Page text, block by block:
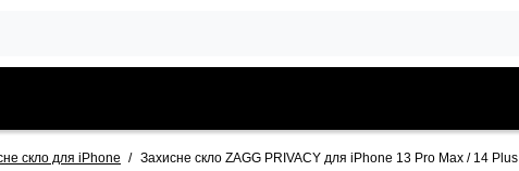
скло для iPhone Захисне скло ZAGG PRIVACY для iPhone 13 Pro Max / 14